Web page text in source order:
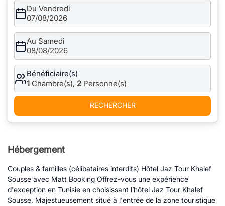
Du Vendredi
07/08/2026
Au Samedi
08/08/2026
Bénéficiaire(s)
1 Chambre(s), 2 Personne(s)
RECHERCHER
Hébergement
Couples & familles (célibataires interdits) Hôtel Jaz Tour Khalef
Sousse avec Matt Booking Offrez-vous une expérience
d'exception en Tunisie en choisissant l’hôtel Jaz Tour Khalef
Sousse. Majestueusement situé à l'entrée de la zone touristique